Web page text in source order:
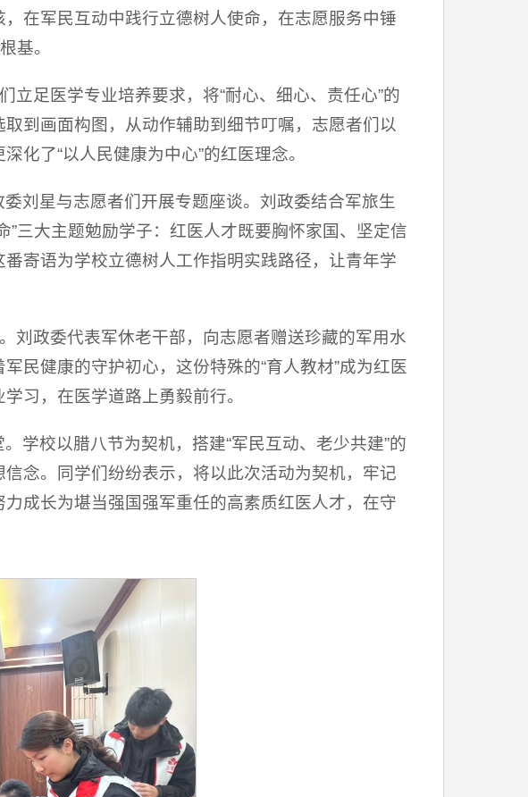
在军民互动中践行立德树人使命，在志愿服务中锤
基。
立足医学专业培养要求，将“耐心、细心、责任心”的
到画面构图，从动作辅助到细节叮嘱，志愿者们以
化了“以人民健康为中心”的红医理念。
刘星与志愿者们开展专题座谈。刘政委结合军旅生
三大主题勉励学子：红医人才既要胸怀家国、坚定信
寄语为学校立德树人工作指明实践路径，让青年学
刘政委代表军休老干部，向志愿者赠送珍藏的军用水
民健康的守护初心，这份特殊的“育人教材”成为红医
习，在医学道路上勇毅前行。
学校以腊八节为契机，搭建“军民互动、老少共建”的
念。同学们纷纷表示，将以此次活动为契机，牢记
成长为堪当强国强军重任的高素质红医人才，在守